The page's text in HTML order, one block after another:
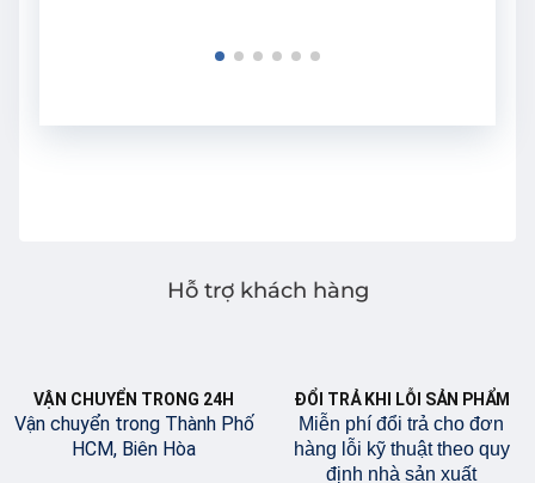
Hỗ trợ khách hàng
VẬN CHUYỂN TRONG 24H
Vận chuyển trong Thành Phố
HCM, Biên Hòa
ĐỔI TRẢ KHI LỖI SẢN PHẨM
Miễn phí đổi trả cho đơn
hàng lỗi kỹ thuật theo quy
định nhà sản xuất